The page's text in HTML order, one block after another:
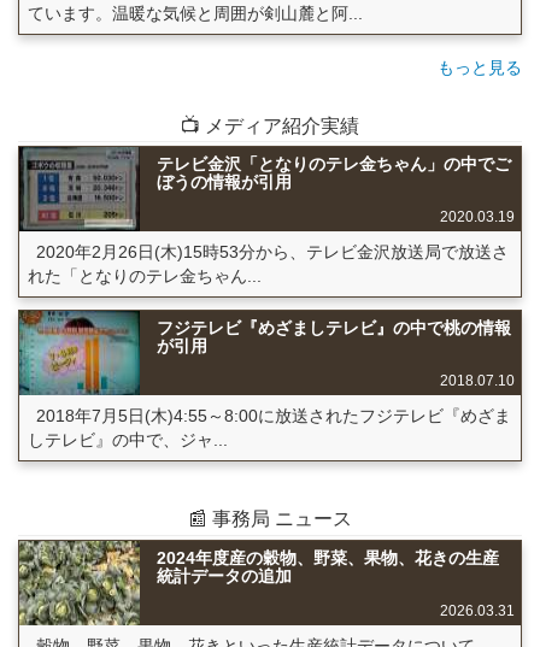
ています。温暖な気候と周囲が剣山麓と阿...
もっと見る
📺 メディア紹介実績
テレビ金沢「となりのテレ金ちゃん」の中でご
ぼうの情報が引用
2020.03.19
2020年2月26日(木)15時53分から、テレビ金沢放送局で放送さ
れた「となりのテレ金ちゃん...
フジテレビ『めざましテレビ』の中で桃の情報
が引用
2018.07.10
2018年7月5日(木)4:55～8:00に放送されたフジテレビ『めざま
しテレビ』の中で、ジャ...
📰 事務局 ニュース
2024年度産の穀物、野菜、果物、花きの生産
統計データの追加
2026.03.31